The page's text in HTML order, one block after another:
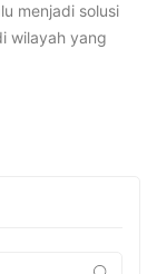
menjadi solusi
wilayah yang